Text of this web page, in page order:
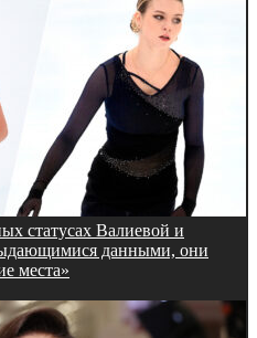
статусах Валиевой и
данными, они
места»